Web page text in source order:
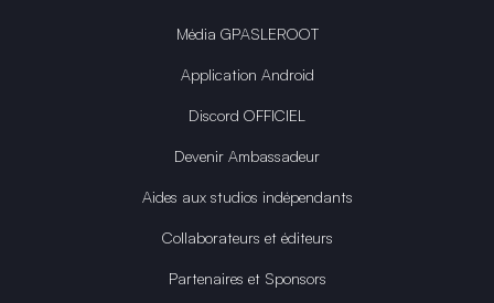
Média GPASLEROOT
Application Android
Discord OFFICIEL
Devenir Ambassadeur
Aides aux studios indépendants
Collaborateurs et éditeurs
Partenaires et Sponsors